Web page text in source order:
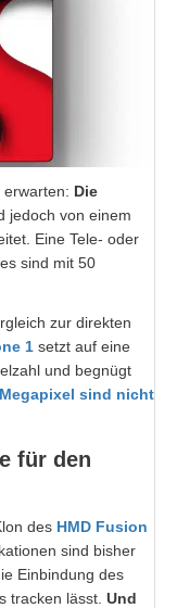
erwarten: Die
jedoch von einem
Eine Tele- oder
sind mit 50
zur direkten
1 setzt auf eine
und begnügt
sind nicht
für den
des HMD Fusion
sind bisher
Einbindung des
tracken lässt. Und